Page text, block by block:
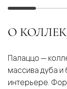
О
Палаццо —
массива дуба и
интерьере.